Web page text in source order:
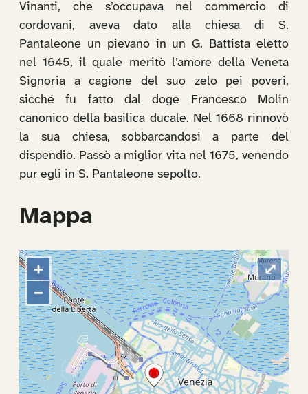
Vinanti, che s’occupava nel commercio di
cordovani, aveva dato alla chiesa di S.
Pantaleone un pievano in un G. Battista eletto
nel 1645, il quale meritò l’amore della Veneta
Signoria a cagione del suo zelo pei poveri,
sicché fu fatto dal doge Francesco Molin
canonico della basilica ducale. Nel 1668 rinnovò
la sua chiesa, sobbarcandosi a parte del
dispendio. Passò a miglior vita nel 1675, venendo
pur egli in S. Pantaleone sepolto.
Mappa